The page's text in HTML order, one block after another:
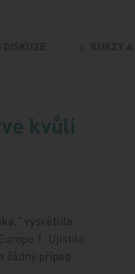
kvůli
vysvětlila
1. Ujistila
žádný případ